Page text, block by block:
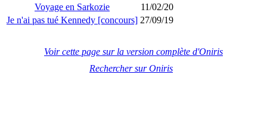
Voyage en Sarkozie
11/02/20
Je n'ai pas tué Kennedy [concours] 27/09/19
Voir cette page sur la version complète d'Oniris
Rechercher sur Oniris